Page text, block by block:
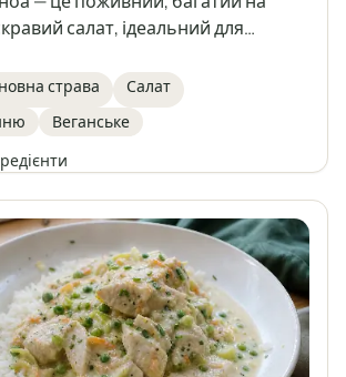
салат, ідеальний для
рукола, авокадо та пророщене
а зверху — домашній тахіні-соус
смаку та кремовості. Ідеально
схуднення або для тих, хто шукає
страва
Салат
Веганське